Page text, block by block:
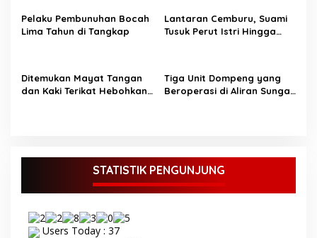
Malam
Pelaku Pembunuhan Bocah
Lima Tahun di Tangkap
Lantaran Cemburu, Suami
Tusuk Perut Istri Hingga
Ditemukan Mayat Tangan
dan Kaki Terikat Hebohkan
Tiga Unit Dompeng yang
Beroperasi di Aliran Sungai
STATISTIK PENGUNJUNG
Users Today : 37